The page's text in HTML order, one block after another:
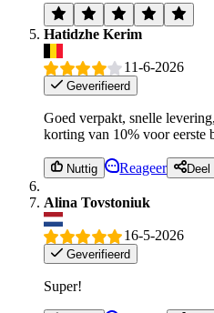
Hatidzhe Kerim
11-6-2026
Geverifieerd
Goed verpakt, snelle
korting van 10% voor eerste
Nuttig Reageer Deel
Alina Tovstoniuk
16-5-2026
Geverifieerd
Super!